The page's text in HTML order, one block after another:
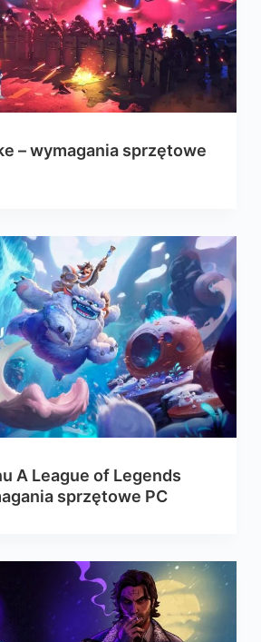
– wymagania sprzętowe
A League of Legends
sprzętowe PC